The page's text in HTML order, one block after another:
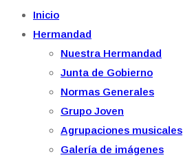
Inicio
Hermandad
Nuestra Hermandad
Junta de Gobierno
Normas Generales
Grupo Joven
Agrupaciones musicales
Galería de imágenes